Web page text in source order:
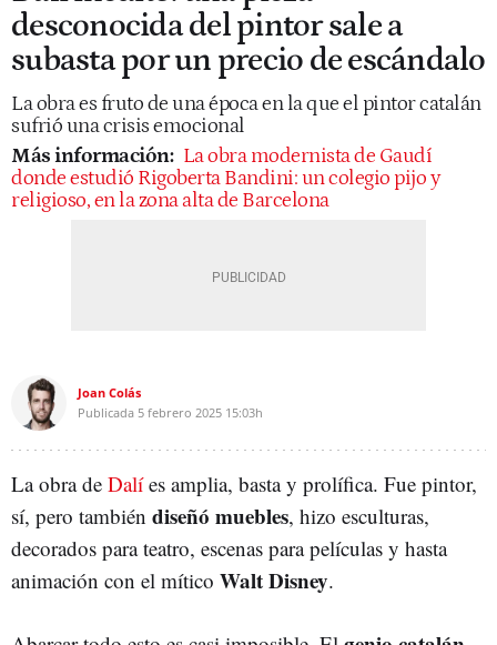
desconocida del pintor sale a
subasta por un precio de escándalo
La obra es fruto de una época en la que el pintor catalán
sufrió una crisis emocional
Más información: La obra modernista de Gaudí
donde estudió Rigoberta Bandini: un colegio pijo y
religioso, en la zona alta de Barcelona
Joan Colás
Publicada 5 febrero 2025 15:03h
La obra de Dalíes amplia, basta y prolífica. Fue pintor,
sí, pero también diseñó muebles, hizo esculturas,
decorados para teatro, escenas para películas y hasta
animación con el mítico Walt Disney.